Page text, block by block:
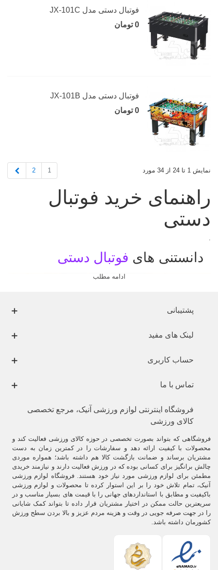
فوتبال دستی مدل JX-101C
0 تومان
فوتبال دستی مدل JX-101B
0 تومان
نمایش 1 تا 24 از 34 مورد 1
2
راهنمای خرید فوتبال
دستی
دانستنی های فوتبال دستی
ورزش فوتبال دستي
رشته اي پرهيجان و پرطرفداري است كه معمولاً بين 1 يا
2 نفر روي ميز مخصوص، با آدمك‌ هايي كه به ميله‌ هايي وصل شده ‌اند انجام
مي ‌گردد.
اين بازي را مي ‌توان درپارک ها (‌فضای باز) و همچنين در
سالن های
سرپوشيده
انجام داد.
.
-ابعاد ميز فوتبال دستی
خواهد بود.
ادامه مطلب
پشتیبانی
لینک های مفید
حساب کاربری
تماس با ما
فروشگاه اینترنتی لوازم ورزشی آنیک، مرجع تخصصی
کالای ورزشی
فروشگاهی که بتواند بصورت تخصصی در حوزه کالای ورزشی فعالیت کند و
محصولات با کیفیت ارائه دهد و سفارشات را در کمترین زمان به دست
مشتریان برساند و ضمانت بازگشت کالا هم داشته باشد؛ همواره موردی
چالش برانگیز برای کسانی بوده که در ورزش فعالیت دارند و نیازمند خریدی
مطمئن برای لوازم ورزشی مورد نیاز خود هستند. فروشگاه لوازم ورزشی
آنیک، تمام تلاش خود را بر این استوار کرده تا محصولات و لوازم ورزشی
باکیفیت و مطابق با استانداردهای جهانی را با قیمت های بسیار مناسب و در
سریعترین حالت ممکن در اختیار مشتریان قرار داده تا بتواند کمک شایانی
را در جهت صرفه جویی در وقت و هزینه مردم عزیز و بالا بردن سطح ورزش
کشورمان داشته باشد.